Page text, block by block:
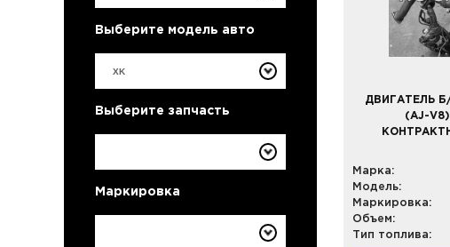
Выберите модель авто
Выберите запчасть
Маркировка
ДВИГАТЕЛЬ Б/
(AJ-
Марка:
Модель:
Маркировка:
Объем:
Тип топлива: